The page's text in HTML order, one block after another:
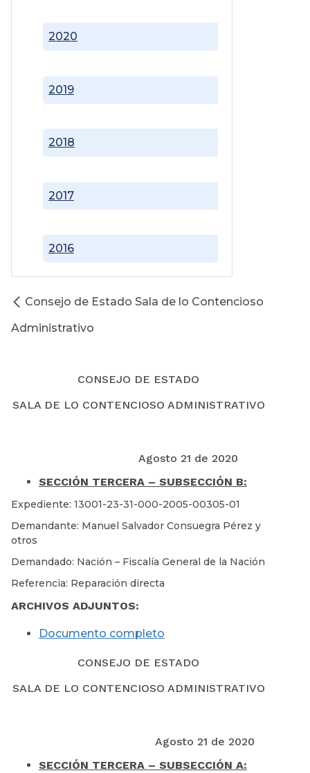
2016
2017
2018
2019
2020
Consejo de Estado Sala de lo Contencioso
Administrativo
CONSEJO DE ESTADO
SALA DE LO CONTENCIOSO ADMINISTRATIVO
Agosto 21 de 2020
SECCIÓN TERCERA – SUBSECCIÓN B:
Expediente: 13001-23-31-000-2005-00305-01
Demandante: Manuel Salvador Consuegra Pérez y
otros
Demandado: Nación – Fiscalía General de la Nación
Referencia: Reparación directa
ARCHIVOS ADJUNTOS:
Documento completo
CONSEJO DE ESTADO
SALA DE LO CONTENCIOSO ADMINISTRATIVO
Agosto 21 de 2020
SECCIÓN TERCERA – SUBSECCIÓN A: